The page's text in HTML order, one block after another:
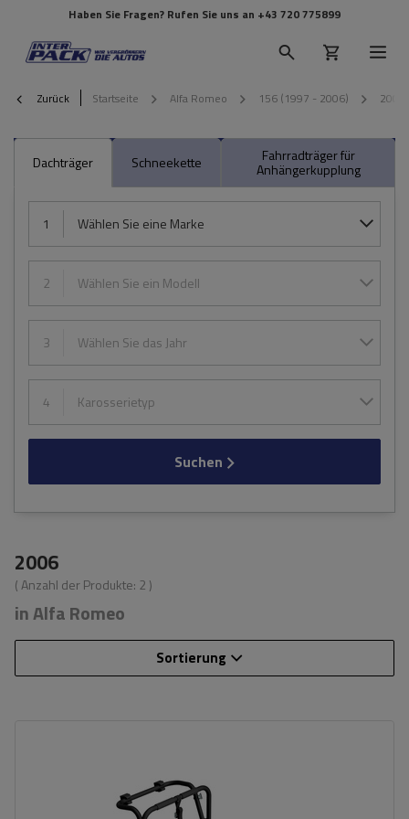
Haben Sie Fragen? Rufen Sie uns an +43 720 775899
Zurück Startseite Alfa Romeo 156 (1997 - 2006) 2006
Dachträger Schneekette Fahrradträger für
Anhängerkupplung
1 Wählen Sie eine Marke
2 Wählen Sie ein Modell
3 Wählen Sie das Jahr
4 Karosserietyp
Suchen
2006
( Anzahl der Produkte: 2 )
in Alfa Romeo
Sortierung
universelles Montagesystem
kompatibel mit allen Karosseriearten